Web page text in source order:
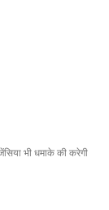
भी धमाके की करेगी